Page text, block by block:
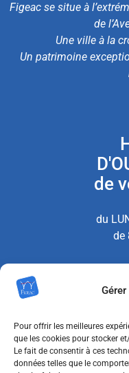
Pour offrir les meilleures
que les cookies pour stocker
Le fait de consentir à ces
données telles que le
Figeac se situe à
de
Une ville à la
Un patrimoine
de
du
de